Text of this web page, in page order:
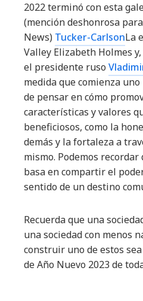
2022 terminó con esta
(mención deshonrosa
News) Tucker-CarlsonLa
Valley Elizabeth Holmes
el presidente ruso
medida que comienza
de pensar en cómo
características y valores
beneficiosos, como la
demás y la fortaleza a
mismo. Podemos
basa en compartir el
sentido de un destino
Recuerda que una
una sociedad con menos
construir uno de estos
de Año Nuevo 2023 de